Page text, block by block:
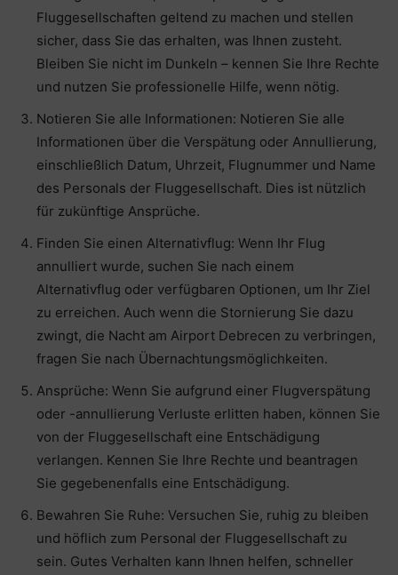
Fluggesellschaften geltend zu machen und stellen
sicher, dass Sie das erhalten, was Ihnen zusteht.
Bleiben Sie nicht im Dunkeln – kennen Sie Ihre Rechte
und nutzen Sie professionelle Hilfe, wenn nötig.
Notieren Sie alle Informationen: Notieren Sie alle
Informationen über die Verspätung oder Annullierung,
einschließlich Datum, Uhrzeit, Flugnummer und Name
des Personals der Fluggesellschaft. Dies ist nützlich
für zukünftige Ansprüche.
Finden Sie einen Alternativflug: Wenn Ihr Flug
annulliert wurde, suchen Sie nach einem
Alternativflug oder verfügbaren Optionen, um Ihr Ziel
zu erreichen. Auch wenn die Stornierung Sie dazu
zwingt, die Nacht am Airport Debrecen zu verbringen,
fragen Sie nach Übernachtungsmöglichkeiten.
Ansprüche: Wenn Sie aufgrund einer Flugverspätung
oder -annullierung Verluste erlitten haben, können Sie
von der Fluggesellschaft eine Entschädigung
verlangen. Kennen Sie Ihre Rechte und beantragen
Sie gegebenenfalls eine Entschädigung.
Bewahren Sie Ruhe: Versuchen Sie, ruhig zu bleiben
und höflich zum Personal der Fluggesellschaft zu
sein. Gutes Verhalten kann Ihnen helfen, schneller